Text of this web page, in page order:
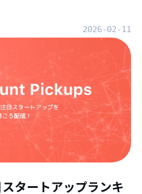
2026-02-11
タートアップランキ